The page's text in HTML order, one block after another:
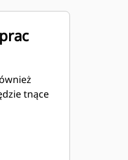
tnące